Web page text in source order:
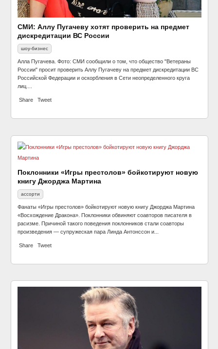
СМИ: Аллу Пугачеву хотят проверить на предмет
дискредитации ВС России
шоу-бизнес
Алла Пугачева. Фото: СМИ сообщили о том, что общество "Ветераны
России" просит проверить Аллу Пугачеву на предмет дискредитации ВС
Российской Федерации и оскорбления в Сети неопределенного круга
лиц....
Share Tweet
Поклонники «Игры престолов» бойкотируют новую
книгу Джорджа Мартина
ассорти
Фанаты «Игры престолов» бойкотируют новую книгу Джорджа Мартина
«Восхождение Дракона». Поклонники обвиняют соавторов писателя в
расизме. Причиной такого поведения поклонников стали соавторы
произведения — супружеская пара Линда Антонссон и...
Share Tweet